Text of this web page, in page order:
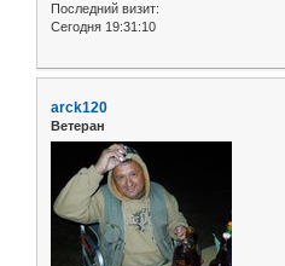
Последний визит:
Сегодня 19:31:10
arck120
Ветеран